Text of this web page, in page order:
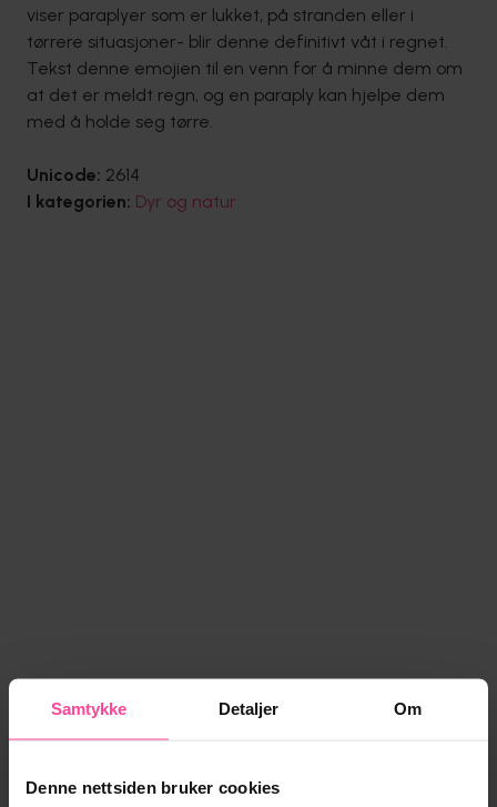
Samtykke Detaljer Om
Denne nettsiden bruker cookies
viser paraplyer som er lukket, på stranden eller i
tørrere situasjoner- blir denne definitivt våt i regnet.
Tekst denne emojien til en venn for å minne dem om
at det er meldt regn, og en paraply kan hjelpe dem
med å holde seg tørre.
Unicode: 2614
I kategorien: Dyr og natur